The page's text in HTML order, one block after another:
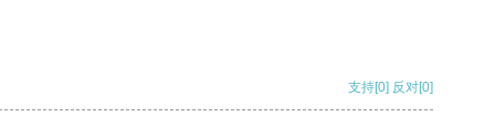
支持[0] 反对[0]